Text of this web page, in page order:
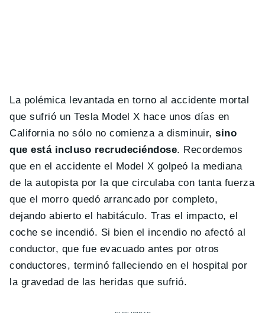
La polémica levantada en torno al accidente mortal
que sufrió un Tesla Model X hace unos días en
California no sólo no comienza a disminuir,sino
que está incluso recrudeciéndose. Recordemos
que en el accidente el Model X golpeó la mediana
de la autopista por la que circulaba con tanta fuerza
que el morro quedó arrancado por completo,
dejando abierto el habitáculo. Tras el impacto, el
coche se incendió. Si bien el incendio no afectó al
conductor, que fue evacuado antes por otros
conductores, terminó falleciendo en el hospital por
la gravedad de las heridas que sufrió.